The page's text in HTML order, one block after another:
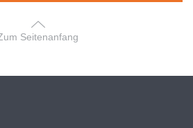
Seitenanfang